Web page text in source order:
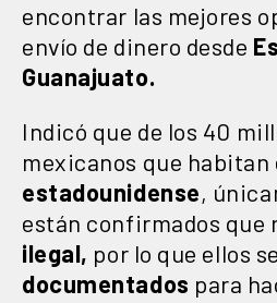
encontrar las mejores
envío de dinero desde
Guanajuato.
Indicó que de los 40
mexicanos que
estadounidense,
están confirmados que
ilegal, por lo que ellos
documentados para